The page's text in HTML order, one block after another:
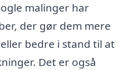
malinger har
der gør dem mere
bedre i stand til at
Det er også